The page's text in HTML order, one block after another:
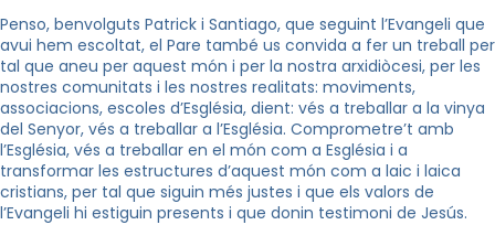
Penso, benvolguts Patrick i Santiago, que seguint l’Evangeli que
avui hem escoltat, el Pare també us convida a fer un treball per
tal que aneu per aquest món i per la nostra arxidiòcesi, per les
nostres comunitats i les nostres realitats: moviments,
associacions, escoles d’Església, dient: vés a treballar a la vinya
del Senyor, vés a treballar a l’Església. Comprometre’t amb
l’Església, vés a treballar en el món com a Església i a
transformar les estructures d’aquest món com a laic i laica
cristians, per tal que siguin més justes i que els valors de
l’Evangeli hi estiguin presents i que donin testimoni de Jesús.